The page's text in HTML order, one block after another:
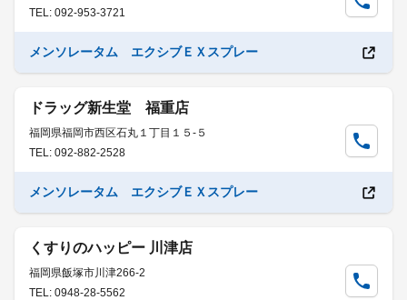
TEL: 092-953-3721
メンソレータム エクシブＥＸスプレー
ドラッグ新生堂 福重店
福岡県福岡市西区石丸１丁目１５-５
TEL: 092-882-2528
メンソレータム エクシブＥＸスプレー
くすりのハッピー 川津店
福岡県飯塚市川津266-2
TEL: 0948-28-5562